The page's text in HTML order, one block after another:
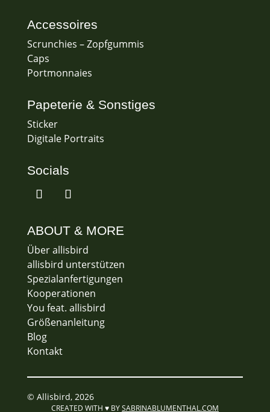
Accessoires
Scrunchies – Zopfgummis
Caps
Portmonnaies
Papeterie & Sonstiges
Sticker
Digitale Portraits
Socials
ABOUT & MORE
Über allisbird
allisbird unterstützen
Spezialanfertigungen
Kooperationen
You feat. allisbird
Größenanleitung
Blog
Kontakt
© Allisbird, 2026
CREATED WITH ♥ BYSABRINABLUMENTHAL.COM